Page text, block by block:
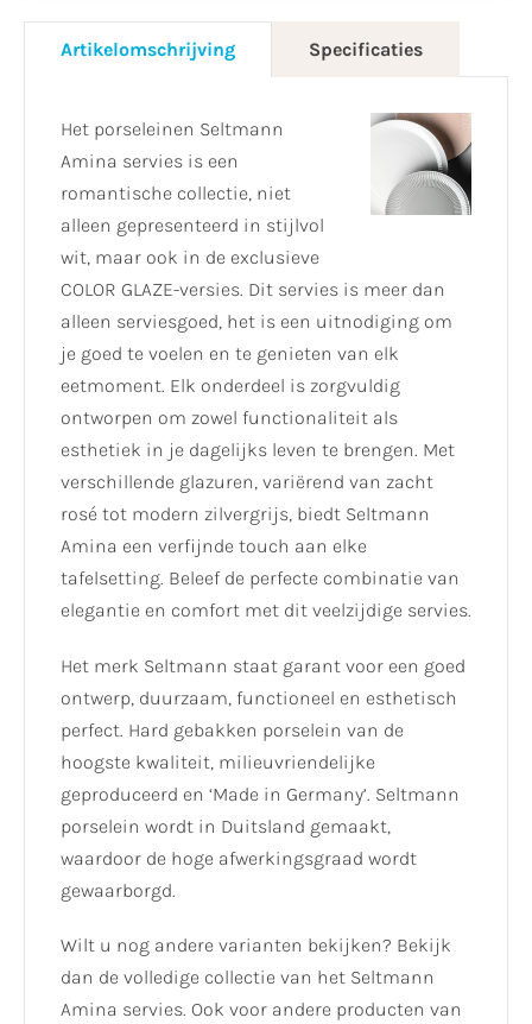
Artikelomschrijving Specificaties
Het porseleinen Seltmann
Amina servies is een
romantische collectie, niet
alleen gepresenteerd in stijlvol
wit, maar ook in de exclusieve
COLOR GLAZE-versies. Dit servies is meer dan
alleen serviesgoed, het is een uitnodiging om
je goed te voelen en te genieten van elk
eetmoment. Elk onderdeel is zorgvuldig
ontworpen om zowel functionaliteit als
esthetiek in je dagelijks leven te brengen. Met
verschillende glazuren, variërend van zacht
rosé tot modern zilvergrijs, biedt Seltmann
Amina een verfijnde touch aan elke
tafelsetting. Beleef de perfecte combinatie van
elegantie en comfort met dit veelzijdige servies.
Het merk Seltmann staat garant voor een goed
ontwerp, duurzaam, functioneel en esthetisch
perfect. Hard gebakken porselein van de
hoogste kwaliteit, milieuvriendelijke
geproduceerd en ‘Made in Germany’. Seltmann
porselein wordt in Duitsland gemaakt,
waardoor de hoge afwerkingsgraad wordt
gewaarborgd.
Wilt u nog andere varianten bekijken? Bekijk
dan de volledige collectie van het Seltmann
Amina servies. Ook voor andere producten van